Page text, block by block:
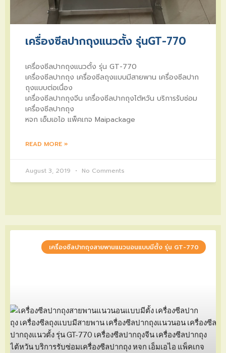
เครื่องซีลปากถุงแนวตั้ง รุ่นGT-770
เครื่องซีลปากถุงแนวตั้ง รุ่น GT-770
เครื่องซีลปากถุง เครื่องซีลถุงแบบมีสายพาน เครื่องซีลปาก
ถุงแบบต่อเนื่อง
เครื่องซีลปากถุงจีน เครื่องซีลปากถุงไต้หวัน บริการรับซ่อม
เครื่องซีลปากถุง
หจก เอ็มเอไอ แพ็คเกจ Maipackage
READ MORE »
August 3, 2019 No Comments
เครื่องซีลปากถุงสายพานแนวนอนแบบมีตั้ง รุ่น GT-770